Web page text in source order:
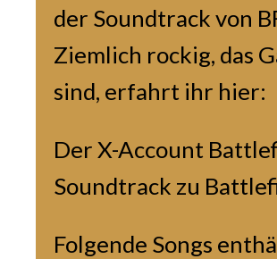
der Soundtrack von
Ziemlich rockig, das
sind, erfahrt ihr hier:
Der X-Account
Soundtrack zu
Folgende Songs